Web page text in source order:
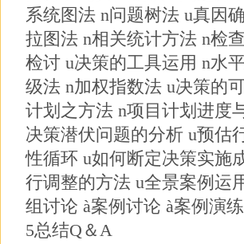
系统图法 n问题树法 u真因
拉图法 n相关统计方法 n检
检讨 u决策的工具运用 n水
级法 n加权指数法 u决策的
计划之方法 n项目计划进度
决策潜伏问题的分析 u预估
性循环 u如何断定决策实施
行调整的方法 u全景案例
组讨论 à案例讨论 à案例演练
5总结Q＆A